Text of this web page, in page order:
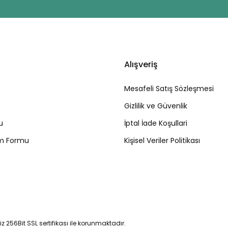
Formu
Alışveriş
Mesafeli Satış Sözleşmesi
Gizlilik ve Güvenlik
İptal İade Koşullari
Kişisel Veriler Politikası
256Bit SSL sertifikası ile korunmaktadır.